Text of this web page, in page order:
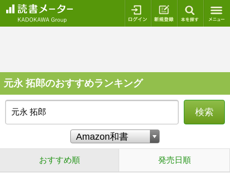
ログイン 新規登録
元永 拓郎のおすすめランキング
検索
おすすめ順 発売日順